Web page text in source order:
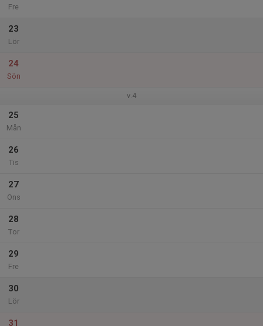
Fre
23
Lör
24
Sön
v.4
25
Mån
26
Tis
27
Ons
28
Tor
29
Fre
30
Lör
31